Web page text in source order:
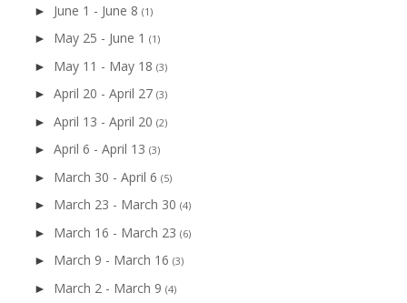
► June 1 - June 8 (1)
► May 25 - June 1 (1)
► May 11 - May 18 (3)
► April 20 - April 27 (3)
► April 13 - April 20 (2)
► April 6 - April 13 (3)
► March 30 - April 6 (5)
► March 23 - March 30 (4)
► March 16 - March 23 (6)
► March 9 - March 16 (3)
► March 2 - March 9 (4)